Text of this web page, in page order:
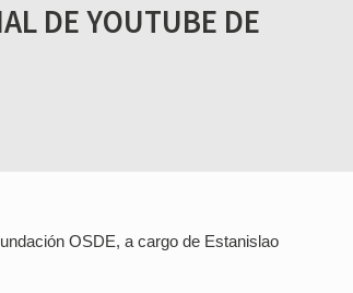
DE YOUTUBE DE
OSDE, a cargo de Estanislao